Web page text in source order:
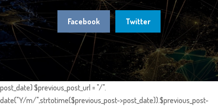
Facebook Twitter
post_date) $previous_post_url = "/".
date("Y/m/",strtotime($previous_post->post_date)).$previous_post-